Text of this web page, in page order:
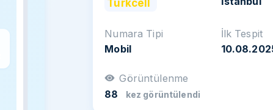
Turkcell
Numara Tipi
Mobil
İlk Tespit
Görüntülenme
88
kez görüntülendi